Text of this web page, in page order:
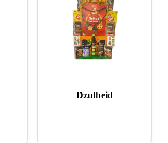
Dzulheid